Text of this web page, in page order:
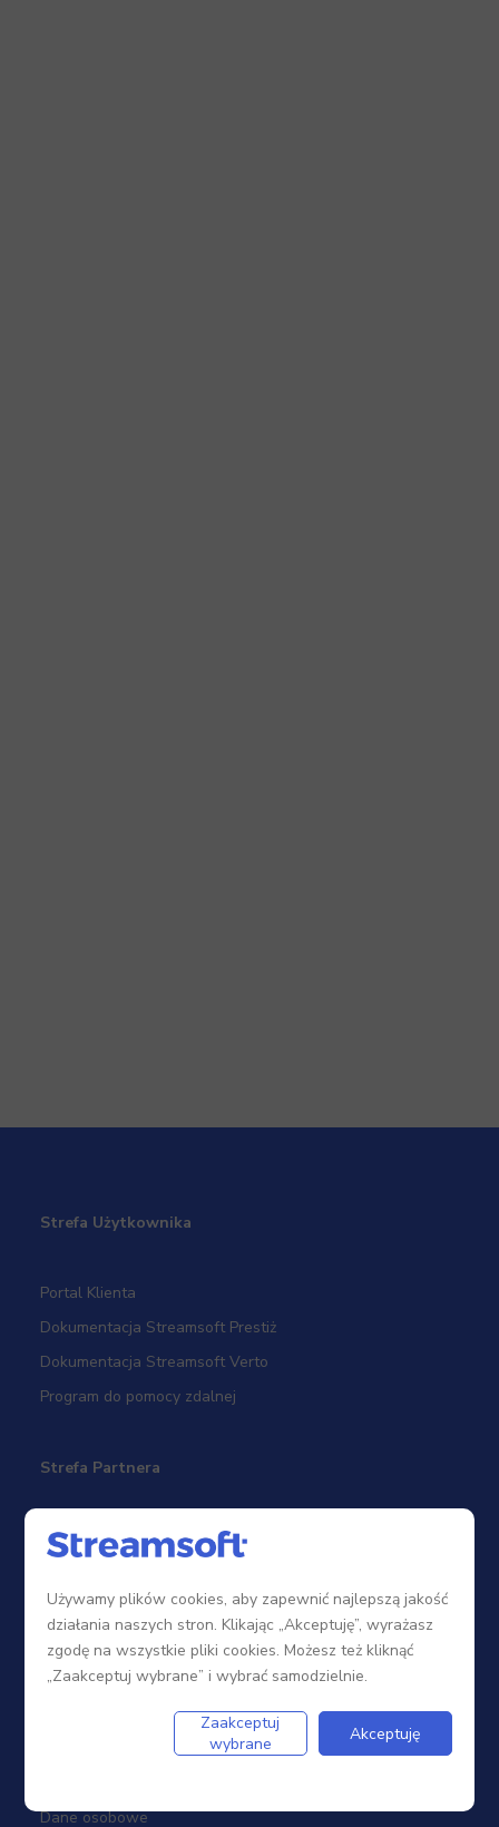
Strefa Użytkownika
Portal Klienta
Dokumentacja Streamsoft Prestiż
Dokumentacja Streamsoft Verto
Program do pomocy zdalnej
Strefa Partnera
Sieć sprzedaży
Szkolenia
Portal Partnera
Dane osobowe
Używamy plików cookies, aby zapewnić najlepszą jakość
działania naszych stron. Klikając „Akceptuję”, wyrażasz
zgodę na wszystkie pliki cookies. Możesz też kliknąć
„Zaakceptuj wybrane” i wybrać samodzielnie.
Zaakceptuj
wybrane
Akceptuję